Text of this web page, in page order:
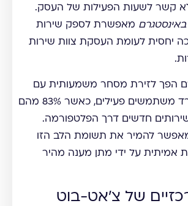
קשר לשעות הפעילות של העסק.
מאפשרת לספק שירות
נמוכה יחסית לעומת העסקת צוות שירות
הפך לזירת מסחר משמעותית עם
למעלה ממיליארד משתמשים פעילים, כאשר 83% מהם
חדשים דרך הפלטפורמה.
להמיר את תשומת הלב הזו
אמיתית על ידי מתן מענה מהיר
של צ'אט-בוט